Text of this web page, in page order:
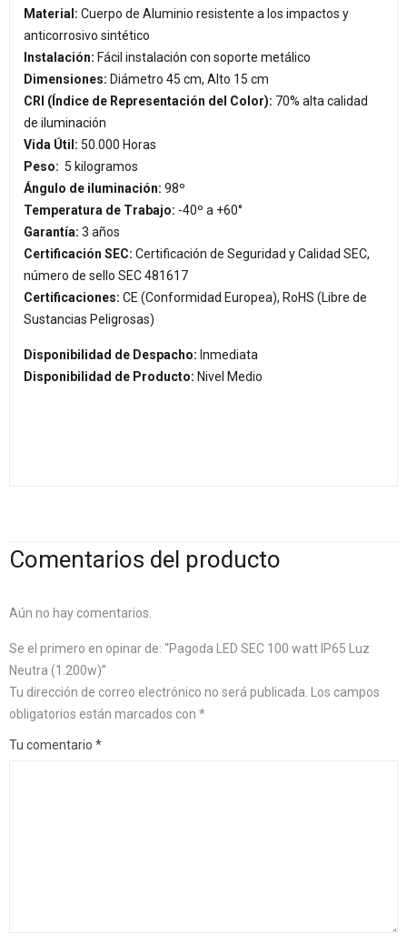
Material: Cuerpo de Aluminio resistente a los impactos y
anticorrosivo sintético
Instalación: Fácil instalación con soporte metálico
Dimensiones: Diámetro 45 cm, Alto 15 cm
CRI (Índice de Representación del Color): 70% alta calidad
de iluminación
Vida Útil: 50.000 Horas
Peso: 5 kilogramos
Ángulo de iluminación: 98º
Temperatura de Trabajo: -40º a +60°
Garantía: 3 años
Certificación SEC: Certificación de Seguridad y Calidad SEC,
número de sello SEC 481617
Certificaciones: CE (Conformidad Europea), RoHS (Libre de
Sustancias Peligrosas)
Disponibilidad de Despacho: Inmediata
Disponibilidad de Producto: Nivel Medio
Comentarios del producto
Aún no hay comentarios.
Se el primero en opinar de: “Pagoda LED SEC 100 watt IP65 Luz
Neutra (1.200w)”
Tu dirección de correo electrónico no será publicada.
Los campos
obligatorios están marcados con *
Tu comentario *